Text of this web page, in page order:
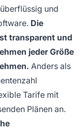
und
Die
transparent und
jeder Größe
Anders als
Tarife mit
Plänen an.